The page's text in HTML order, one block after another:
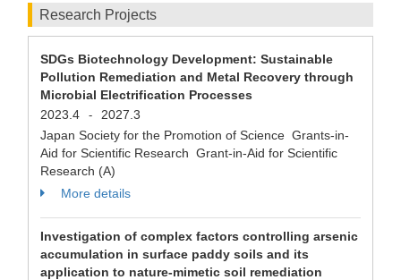
Research Projects
SDGs Biotechnology Development: Sustainable
Pollution Remediation and Metal Recovery through
Microbial Electrification Processes
2023.4
-
2027.3
Japan Society for the Promotion of Science Grants-in-
Aid for Scientific Research Grant-in-Aid for Scientific
Research (A)
More details
Investigation of complex factors controlling arsenic
accumulation in surface paddy soils and its
application to nature-mimetic soil remediation